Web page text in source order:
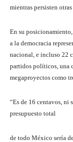
mientras persisten
En su
a la democracia
nacional, e incluso 22
partidos políticos, una
megaproyectos como
“Es de 16 centavos, ni
presupuesto total
de todo México sería